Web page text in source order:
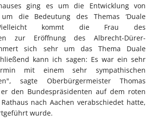
ging es um die Entwicklung von
die Bedeutung des Themas ‘Duale
Vielleicht kommt die Frau des
zur Eröffnung des Albrecht-Dürer-
sich sehr um das Thema Duale
kann ich sagen: Es war ein sehr
mit einem sehr sympathischen
sagte Oberbürgermeister Thomas
den Bundespräsidenten auf dem roten
nach Aachen verabschiedet hatte,
wurde.